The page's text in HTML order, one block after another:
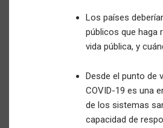
Los países
públicos que haga
vida pública, y
Desde el punto de
COVID-19 es una
de los sistemas
capacidad de